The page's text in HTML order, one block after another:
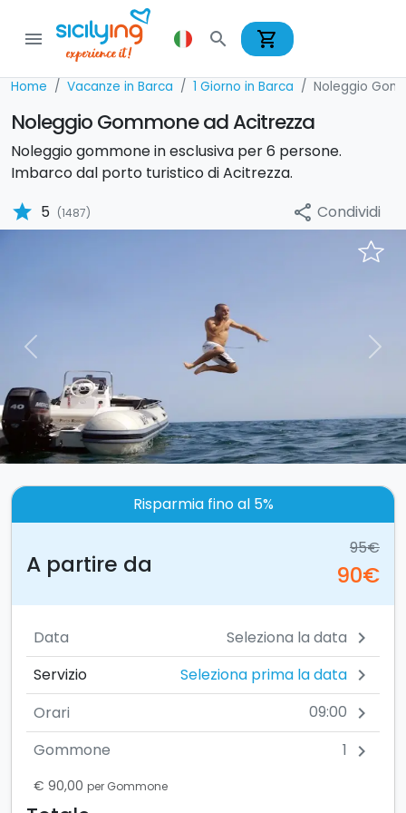
menu search shopping_cart
Home Vacanze in Barca 1 Giorno in Barca Noleggio
Noleggio Gommone ad Acitrezza
Noleggio gommone in esclusiva per 6 persone.
Imbarco dal porto turistico di Acitrezza.
star 5 (1487) share Condividi
Previous Next
Risparmia fino al 5%
A partire da
95€
90€
Data chevron_right
Servizio Seleziona prima la data chevron_right
Orari 09:00 chevron_right
Gommone 1 chevron_right
€ 90,00 per Gommone